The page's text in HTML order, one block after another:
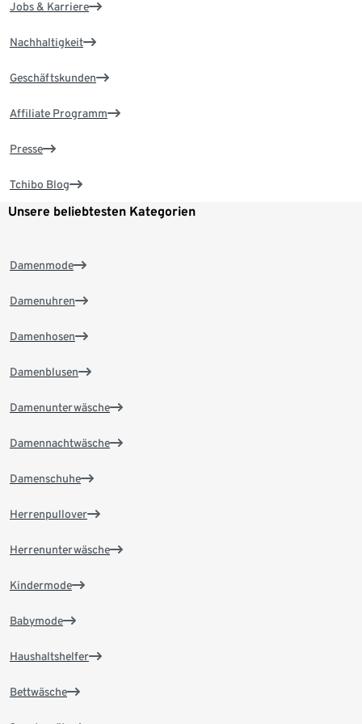
Jobs & Karriere
Nachhaltigkeit
Geschäftskunden
Affiliate Programm
Presse
Tchibo Blog
Unsere beliebtesten Kategorien
Damenmode
Damenuhren
Damenhosen
Damenblusen
Damenunterwäsche
Damennachtwäsche
Damenschuhe
Herrenpullover
Herrenunterwäsche
Kindermode
Babymode
Haushaltshelfer
Bettwäsche